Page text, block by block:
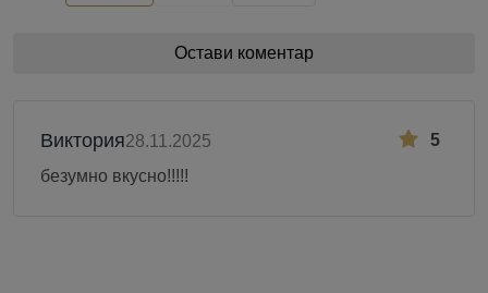
Остави коментар
5
Виктория28.11.2025
безумно вкусно!!!!!